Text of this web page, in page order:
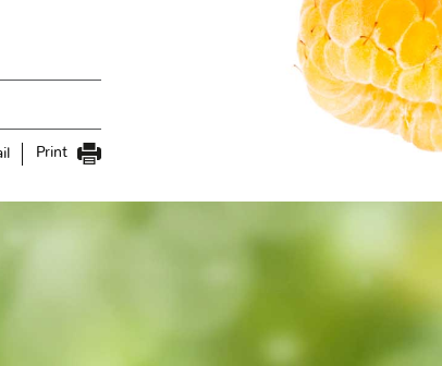
Print